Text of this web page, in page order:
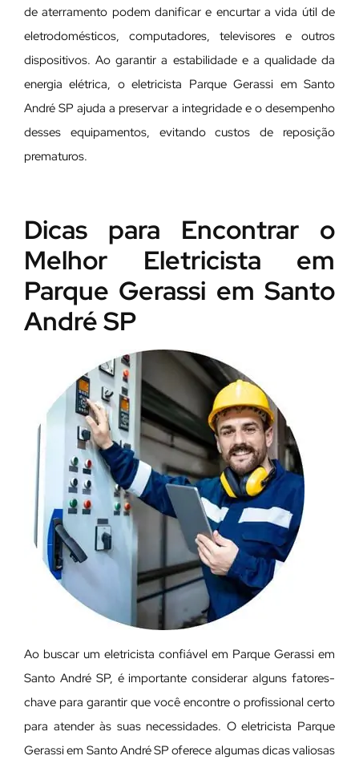
de aterramento podem danificar e encurtar a vida útil de
eletrodomésticos, computadores, televisores e outros
dispositivos. Ao garantir a estabilidade e a qualidade da
energia elétrica, o eletricista Parque Gerassi em Santo
André SP ajuda a preservar a integridade e o desempenho
desses equipamentos, evitando custos de reposição
prematuros.
Dicas para Encontrar o
Melhor Eletricista em
Parque Gerassi em Santo
André SP
Ao buscar um eletricista confiável em Parque Gerassi em
Santo André SP, é importante considerar alguns fatores-
chave para garantir que você encontre o profissional certo
para atender às suas necessidades. O eletricista Parque
Gerassi em Santo André SP oferece algumas dicas valiosas